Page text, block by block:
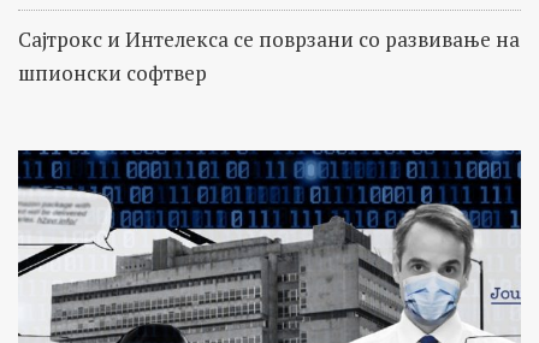
Сајтрокс и Интелекса се поврзани со развивање на
шпионски софтвер